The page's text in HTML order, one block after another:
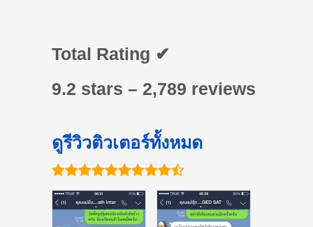
Total Rating ✔
9.2 stars – 2,789 reviews
ดูรีวิวติวเตอร์ทั้งหมด